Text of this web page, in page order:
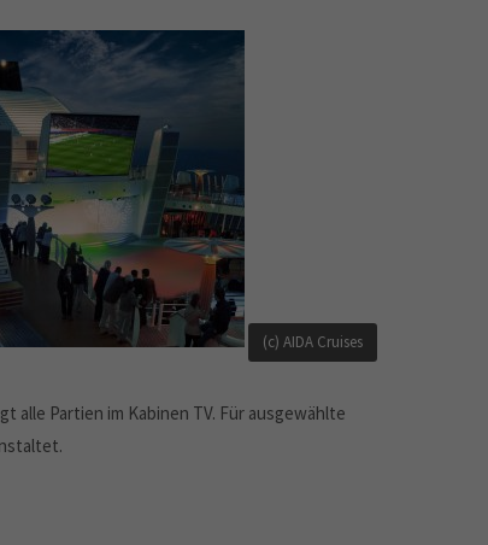
(c) AIDA Cruises
alle Partien im Kabinen TV. Für ausgewählte